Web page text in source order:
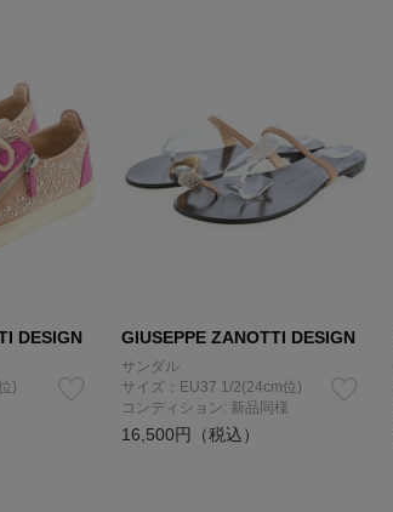
DESIGN
)
GIUSEPPE ZANOTTI DESIGN
サンダル
サイズ：EU37 1/2(24cm位)
コンディション: 新品同様
16,500円（税込）